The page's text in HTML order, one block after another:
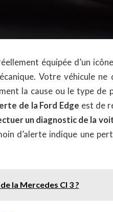
équipée d’un
Votre véhicule ne
la cause ou le type de
de la Ford Edge est de
un diagnostic de la
d’alerte indique une
la Mercedes Cl 3 ?